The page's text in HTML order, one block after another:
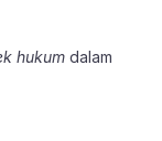
hukum dalam